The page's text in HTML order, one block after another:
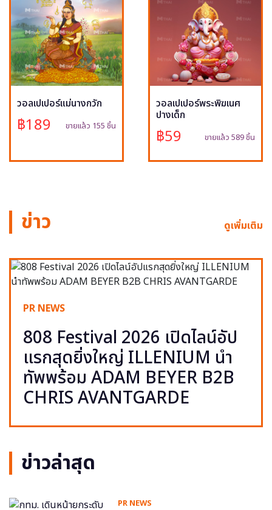
วอลเปเปอร์แม่นางกวัก
฿189 ขายแล้ว 155 ชิ้น
วอลเปเปอร์พระพิฆเนศ
ปางเด็ก
฿59 ขายแล้ว 589 ชิ้น
ข่าว ดูเพิ่มเติม
PR NEWS
808 Festival 2026 เปิดไลน์อัป
แรกสุดยิ่งใหญ่ ILLENIUM นำ
ทัพพร้อม ADAM BEYER B2B
CHRIS AVANTGARDE
ข่าวล่าสุด
PR NEWS